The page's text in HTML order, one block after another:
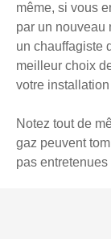
même, si vous
par un nouveau
un chauffagiste
meilleur choix
votre
Notez tout de
gaz peuvent
pas